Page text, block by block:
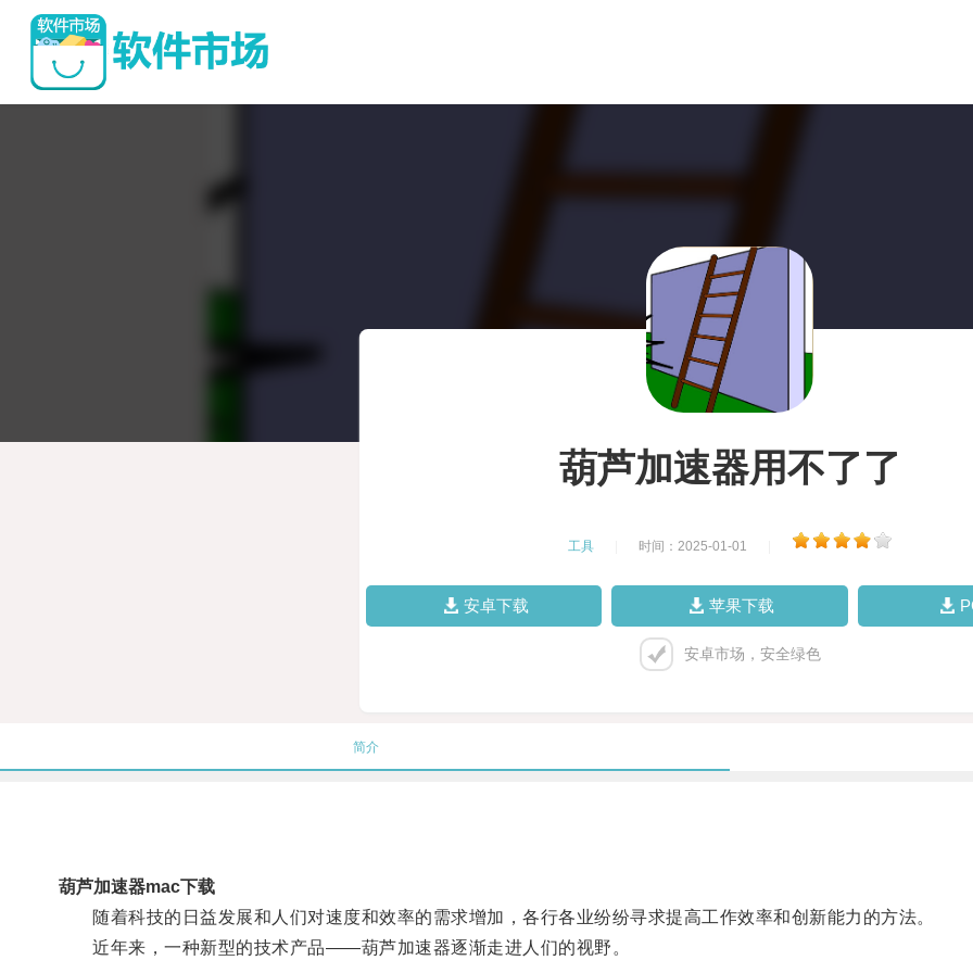
葫芦加速器用不了了
工具 时间：2025-01-01
安卓下载 苹果下载
安卓市场，安全绿色
简介
葫芦加速器mac下载
随着科技的日益发展和人们对速度和效率的需求增加，各行各业纷纷寻求提高工作效率和创新能力的方法。
近年来，一种新型的技术产品——葫芦加速器逐渐走进人们的视野。